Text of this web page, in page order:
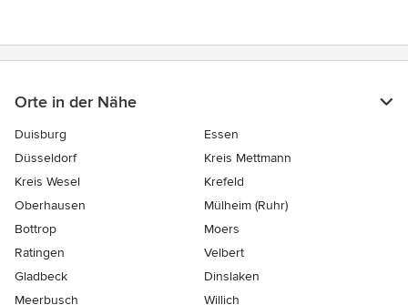
Orte in der Nähe
Duisburg
Essen
Düsseldorf
Kreis Mettmann
Kreis Wesel
Krefeld
Oberhausen
Mülheim (Ruhr)
Bottrop
Moers
Ratingen
Velbert
Gladbeck
Dinslaken
Meerbusch
Willich